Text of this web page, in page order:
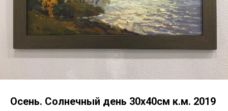
Осень. Солнечный день 30х40см к.м. 2019